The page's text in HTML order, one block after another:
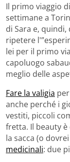
Il primo viaggio
settimane a
di Sara e,
ripetere
lei per il primo
capoluogo
meglio delle
Fare la valigia
anche perché i
vestiti, piccoli
fretta. Il beauty
la sacca (o
medicinali: due